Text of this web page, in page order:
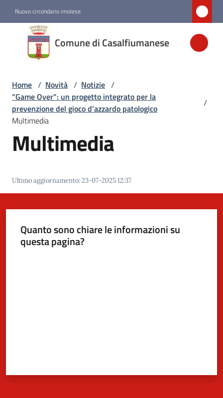
Nuovo circondario imolese
Comune di Casalfiumanese
Comune di
Casalfiumanese
Amministrazione
Novità
Vivere
Casalfiumanese
Home / Novità / Notizie /
“Game Over”: un progetto integrato per la
prevenzione del gioco d’azzardo patologico
/
Multimedia
Multimedia
Ultimo aggiornamento:23-07-2025 12:37
Quanto sono chiare le informazioni su
questa pagina?